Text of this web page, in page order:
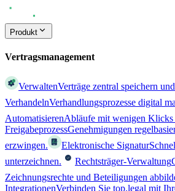
Produkt
Vertragsmanagement
VerwaltenVerträge zentral speichern
VerhandelnVerhandlungsprozesse digital
AutomatisierenAbläufe mit wenigen Klicks
FreigabeprozessGenehmigungen
erzwingen.
Elektronische Signatur
unterzeichnen.
Rechtsträger-Verwaltung
Zeichnungsrechte und Beteiligungen
IntegrationenVerbinden Sie top.legal mit